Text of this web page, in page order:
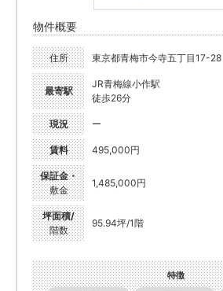
物件概要
住所 東京都青梅市今寺五丁目17-28
最寄駅
JR青梅線小作駅
徒歩26分
現況 ー
賃料 495,000円
保証金・
敷金
1,485,000円
坪面積/
階数
95.94坪/1階
特徴